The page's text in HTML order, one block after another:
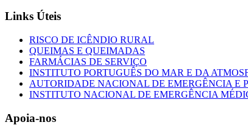
Links Úteis
RISCO DE ICÊNDIO RURAL
QUEIMAS E QUEIMADAS
FARMÁCIAS DE SERVIÇO
INSTITUTO PORTUGUÊS DO MAR E DA
AUTORIDADE NACIONAL DE EMERGÊNCIA E
INSTITUTO NACIONAL DE EMERGÊNCIA
Apoia-nos